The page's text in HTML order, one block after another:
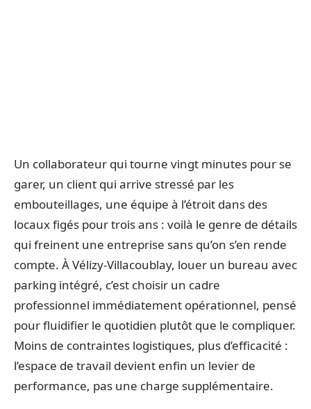
Un collaborateur qui tourne vingt minutes pour se
garer, un client qui arrive stressé par les
embouteillages, une équipe à l’étroit dans des
locaux figés pour trois ans : voilà le genre de détails
qui freinent une entreprise sans qu’on s’en rende
compte. À Vélizy-Villacoublay, louer un bureau avec
parking intégré, c’est choisir un cadre
professionnel immédiatement opérationnel, pensé
pour fluidifier le quotidien plutôt que le compliquer.
Moins de contraintes logistiques, plus d’efficacité :
l’espace de travail devient enfin un levier de
performance, pas une charge supplémentaire.